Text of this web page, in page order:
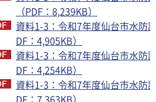
（PDF：8,239KB）
資料1-3：令和7年度仙台市水防
DF：4,905KB）
資料1-3：令和7年度仙台市水防
DF：4,254KB）
資料1-3：令和7年度仙台市水防
DF：7,363KB）